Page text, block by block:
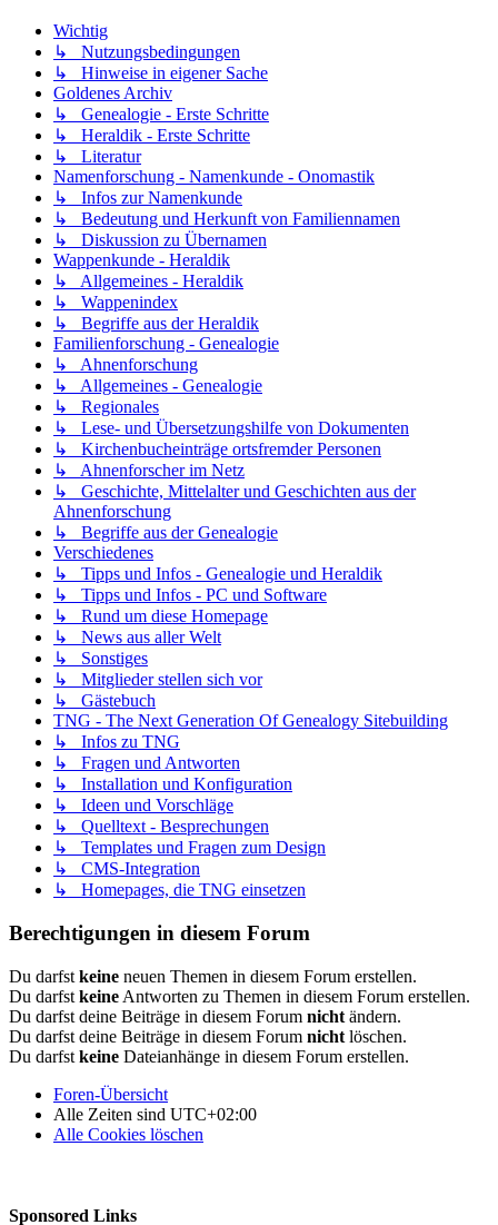
Wichtig
↳ Nutzungsbedingungen
↳ Hinweise in eigener Sache
Goldenes Archiv
↳ Genealogie - Erste Schritte
↳ Heraldik - Erste Schritte
↳ Literatur
Namenforschung - Namenkunde - Onomastik
↳ Infos zur Namenkunde
↳ Bedeutung und Herkunft von Familiennamen
↳ Diskussion zu Übernamen
Wappenkunde - Heraldik
↳ Allgemeines - Heraldik
↳ Wappenindex
↳ Begriffe aus der Heraldik
Familienforschung - Genealogie
↳ Ahnenforschung
↳ Allgemeines - Genealogie
↳ Regionales
↳ Lese- und Übersetzungshilfe von Dokumenten
↳ Kirchenbucheinträge ortsfremder Personen
↳ Ahnenforscher im Netz
↳ Geschichte, Mittelalter und Geschichten aus der
Ahnenforschung
↳ Begriffe aus der Genealogie
Verschiedenes
↳ Tipps und Infos - Genealogie und Heraldik
↳ Tipps und Infos - PC und Software
↳ Rund um diese Homepage
↳ News aus aller Welt
↳ Sonstiges
↳ Mitglieder stellen sich vor
↳ Gästebuch
TNG - The Next Generation Of Genealogy Sitebuilding
↳ Infos zu TNG
↳ Fragen und Antworten
↳ Installation und Konfiguration
↳ Ideen und Vorschläge
↳ Quelltext - Besprechungen
↳ Templates und Fragen zum Design
↳ CMS-Integration
↳ Homepages, die TNG einsetzen
Berechtigungen in diesem Forum
Du darfst keine neuen Themen in diesem Forum erstellen.
Du darfst keine Antworten zu Themen in diesem Forum erstellen.
Du darfst deine Beiträge in diesem Forum nicht ändern.
Du darfst deine Beiträge in diesem Forum nicht löschen.
Du darfst keine Dateianhänge in diesem Forum erstellen.
Foren-Übersicht
Alle Zeiten sind UTC+02:00
Alle Cookies löschen
Sponsored Links